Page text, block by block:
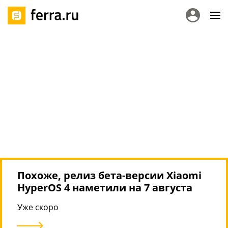
Похоже, релиз бета-версии Xiaomi
HyperOS 4 наметили на 7 августа
Уже скоро